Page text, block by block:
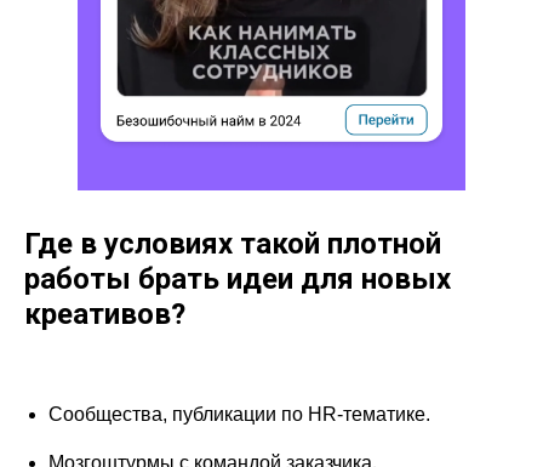
Где в условиях такой плотной
работы брать идеи для новых
креативов?
Сообщества, публикации по HR-тематике.
Мозгоштурмы с командой заказчика.